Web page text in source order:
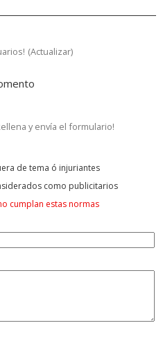
(Actualizar)
y envía el formulario!
de tema ó injuriantes
como publicitarios
cumplan estas normas